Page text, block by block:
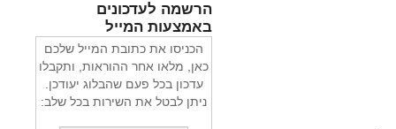
הרשמה לעדכונים
באמצעות המייל
הכניסו את כתובת המייל שלכם
כאן, מלאו אחר ההוראות, ותקבלו
עדכון בכל פעם שהבלוג יעודכן.
ניתן לבטל את השירות בכל שלב: